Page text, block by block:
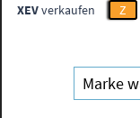
XEVverkaufen Z